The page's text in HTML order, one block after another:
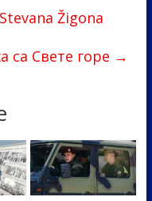
Žigona
са Свете горе →